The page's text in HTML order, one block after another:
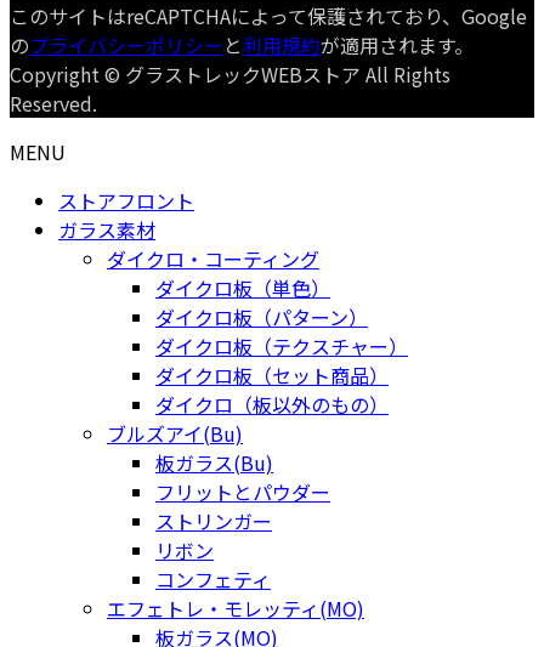
このサイトはreCAPTCHAによって保護されており、Google
のプライバシーポリシー と利用規約が適用されます。
Copyright © グラストレックWEBストア All Rights
Reserved.
MENU
ストアフロント
ガラス素材
ダイクロ・コーティング
ダイクロ板（単色）
ダイクロ板（パターン）
ダイクロ板（テクスチャー）
ダイクロ板（セット商品）
ダイクロ（板以外のもの）
ブルズアイ(Bu)
板ガラス(Bu)
フリットとパウダー
ストリンガー
リボン
コンフェティ
エフェトレ・モレッティ(MO)
板ガラス(MO)